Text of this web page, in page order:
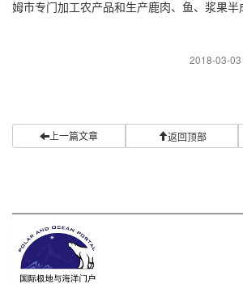
姆市专门加工农产品和生产鹿肉、鱼、浆果半
2018-03-03
上一篇文章 返回顶部